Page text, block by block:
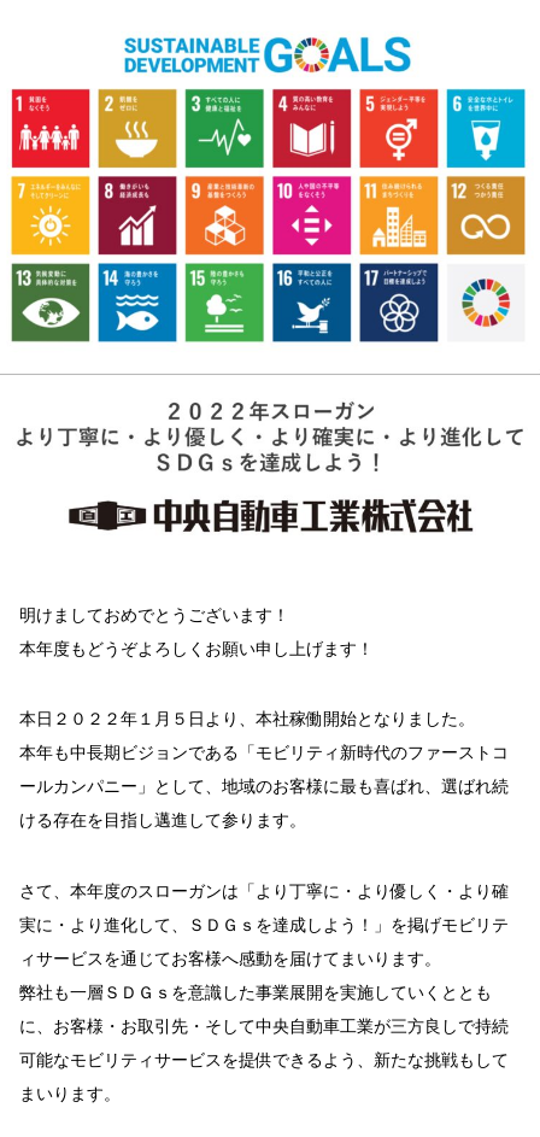
明けましておめでとうございます！
本年度もどうぞよろしくお願い申し上げます！
本日２０２２年１月５日より、本社稼働開始となりました。
本年も中長期ビジョンである「モビリティ新時代のファーストコ
ールカンパニー」として、地域のお客様に最も喜ばれ、選ばれ続
ける存在を目指し邁進して参ります。
さて、本年度のスローガンは「より丁寧に・より優しく・より確
実に・より進化して、ＳＤＧｓを達成しよう！」を掲げモビリテ
ィサービスを通じてお客様へ感動を届けてまいります。
弊社も一層ＳＤＧｓを意識した事業展開を実施していくととも
に、お客様・お取引先・そして中央自動車工業が三方良しで持続
可能なモビリティサービスを提供できるよう、新たな挑戦もして
まいります。